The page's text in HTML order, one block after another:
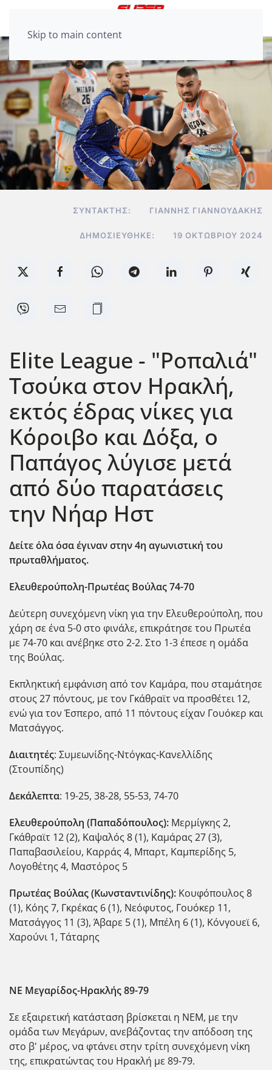
Skip to main content
ΣΥΝΤΆΚΤΗΣ: ΓΙΆΝΝΗΣ ΓΙΑΝΝΟΥΔΆΚΗΣ
ΔΗΜΟΣΙΕΎΘΗΚΕ: 19 ΟΚΤΩΒΡΊΟΥ 2024
Elite League - "Ροπαλιά"
Τσούκα στον Ηρακλή,
εκτός έδρας νίκες για
Κόροιβο και Δόξα, ο
Παπάγος λύγισε μετά
από δύο παρατάσεις
την Νήαρ Ηστ
Δείτε όλα όσα έγιναν στην 4η αγωνιστική του
πρωταθλήματος.
Ελευθερούπολη-Πρωτέας Βούλας 74-70
Δεύτερη συνεχόμενη νίκη για την Ελευθερούπολη, που
χάρη σε ένα 5-0 στο φινάλε, επικράτησε του Πρωτέα
με 74-70 και ανέβηκε στο 2-2. Στο 1-3 έπεσε η ομάδα
της Βούλας.
Εκπληκτική εμφάνιση από τον Καμάρα, που σταμάτησε
στους 27 πόντους, με τον Γκάθραϊτ να προσθέτει 12,
ενώ για τον Έσπερο, από 11 πόντους είχαν Γουόκερ και
Ματσάγγος.
Διαιτητές: Συμεωνίδης-Ντόγκας-Κανελλίδης
(Στουπίδης)
Δεκάλεπτα: 19-25, 38-28, 55-53, 74-70
Ελευθερούπολη (Παπαδόπουλος): Μερμίγκης 2,
Γκάθραϊτ 12 (2), Καψαλός 8 (1), Καμάρας 27 (3),
Παπαβασιλείου, Καρράς 4, Μπαρτ, Καμπερίδης 5,
Λογοθέτης 4, Μαστόρος 5
Πρωτέας Βούλας (Κωνσταντινίδης): Κουφόπουλος 8
(1), Κόης 7, Γκρέκας 6 (1), Νεόφυτος, Γουόκερ 11,
Ματσάγγος 11 (3), Άβαρε 5 (1), Μπέλη 6 (1), Κόνγουεϊ 6,
Χαρούνι 1, Τάταρης
ΝΕ Μεγαρίδος-Ηρακλής89-79
Σε εξαιρετική κατάσταση βρίσκεται η ΝΕΜ, με την
ομάδα των Μεγάρων, ανεβάζοντας την απόδοση της
στο β' μέρος, να φτάνει στην τρίτη συνεχόμενη νίκη
της, επικρατώντας του Ηρακλή με 89-79.